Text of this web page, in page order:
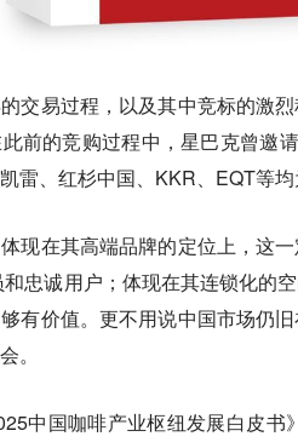
交易过程，以及其中竞标的激
前的竞购过程中，星巴克曾邀
雷、红杉中国、KKR、EQT等均
现在其高端品牌的定位上，这
忠诚用户；体现在其连锁化的
有价值。更不用说中国市场仍
。
中国咖啡产业枢纽发展白皮